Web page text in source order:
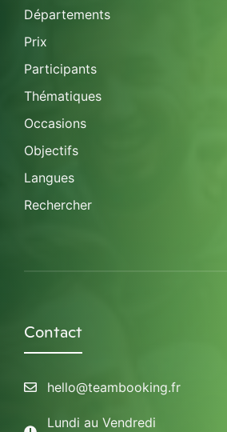
Départements
Prix
Participants
Thématiques
Occasions
Objectifs
Langues
Rechercher
Contact
hello@teambooking.fr
Lundi au Vendredi